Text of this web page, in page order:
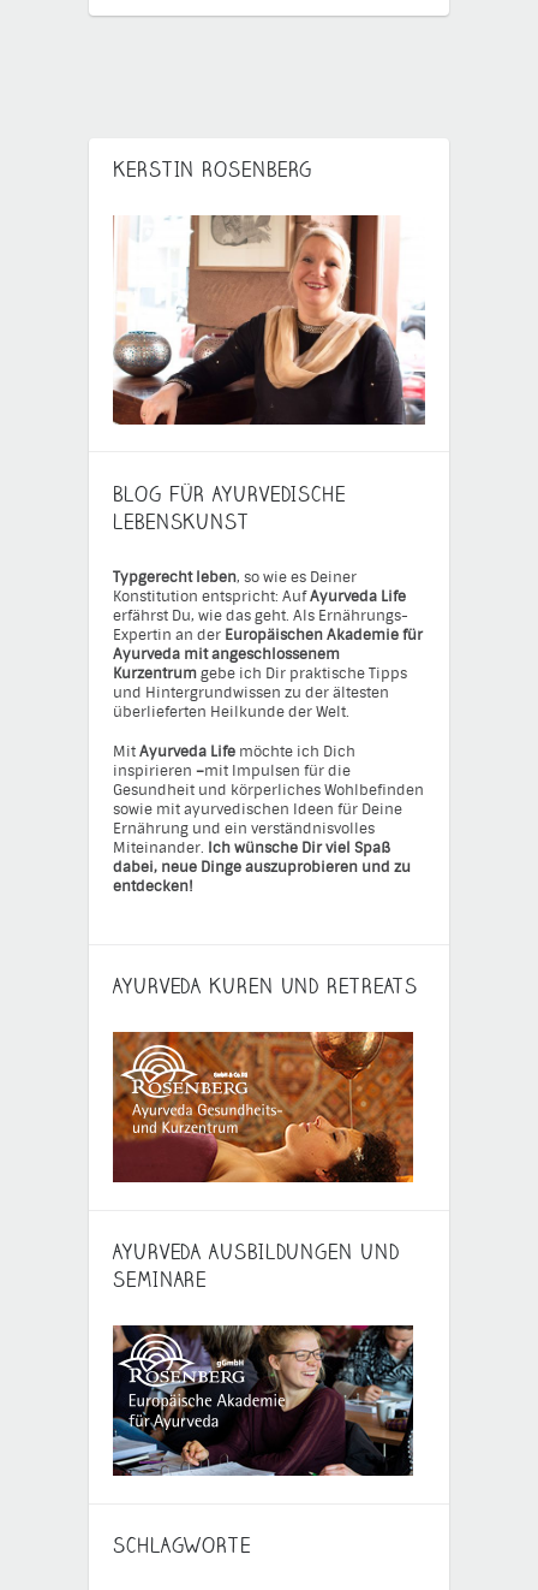
KERSTIN ROSENBERG
BLOG FÜR AYURVEDISCHE
LEBENSKUNST
Typgerecht leben, so wie es Deiner
Konstitution entspricht: AufAyurveda Life
erfährst Du, wie das geht. Als Ernährungs-
Expertin an der Europäischen Akademie für
Ayurveda mit angeschlossenem
Kurzentrumgebe ich Dir praktische Tipps
und Hintergrundwissen zu der ältesten
überlieferten Heilkunde der Welt.
MitAyurveda Life möchte ich Dich
inspirieren –mit Impulsen für die
Gesundheit und körperliches Wohlbefinden
sowie mit ayurvedischen Ideen für Deine
Ernährung und ein verständnisvolles
Miteinander. Ich wünsche Dir viel Spaß
dabei, neue Dinge auszuprobieren und zu
entdecken!
AYURVEDA KUREN UND RETREATS
AYURVEDA AUSBILDUNGEN UND
SEMINARE
SCHLAGWORTE